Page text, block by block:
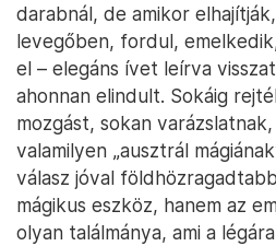
darabnál, de amikor
levegőben, fordul,
el – elegáns ívet leírva
ahonnan elindult. Sokáig
mozgást, sokan
valamilyen „ausztrál
válasz jóval
mágikus eszköz, hanem az
olyan találmánya, ami a